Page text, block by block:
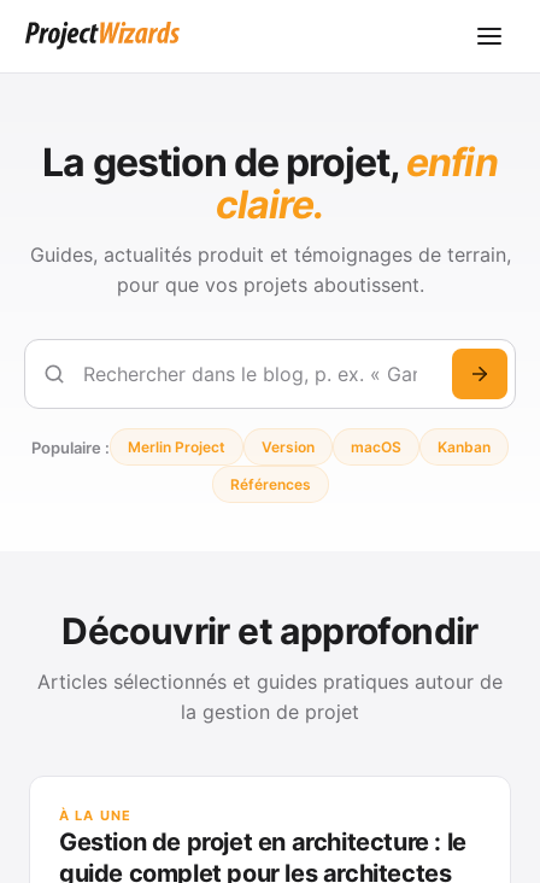
La gestion de projet,enfin
claire.
Guides, actualités produit et témoignages de terrain,
pour que vos projets aboutissent.
Rechercher
Populaire : Merlin Project Version macOS Kanban
Références
Découvrir et approfondir
Articles sélectionnés et guides pratiques autour de
la gestion de projet
À LA UNE
Gestion de projet en architecture : le
guide complet pour les architectes